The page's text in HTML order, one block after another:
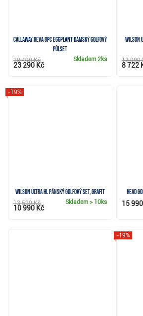
Callaway REVA 8PC Eggplant dámský golfový
půlset
Skladem2ks
30 490 Kč
23 290 Kč
Wilson
12 990
8 722
Wilson Ultra HL pánský golfový set, grafit
-19%
Skladem> 10ks
13 590 Kč
10 990 Kč
Head
15
-19%